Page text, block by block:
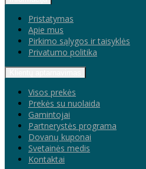
Pristatymas
Apie mus
Pirkimo sąlygos ir taisyklės
Privatumo politika
Visos prekės
Prekės su nuolaida
Gamintojai
Partnerystės programa
Dovanų kuponai
Svetainės medis
Kontaktai